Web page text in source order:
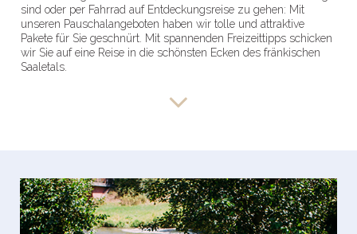
sind oder per Fahrrad auf Entdeckungsreise zu gehen: Mit
unseren Pauschalangeboten haben wir tolle und attraktive
Pakete für Sie geschnürt. Mit spannenden Freizeittipps schicken
wir Sie auf eine Reise in die schönsten Ecken des fränkischen
Saaletals.